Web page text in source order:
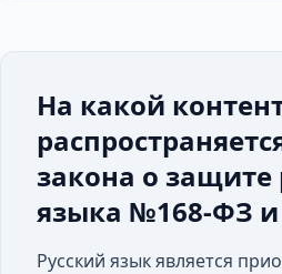
На какой
закона о защите
языка №168-ФЗ
Русский язык является